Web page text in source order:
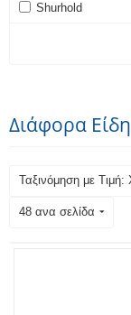
Shurhold
Διάφορα
Ταξινόμηση με
48 ανα σελίδα